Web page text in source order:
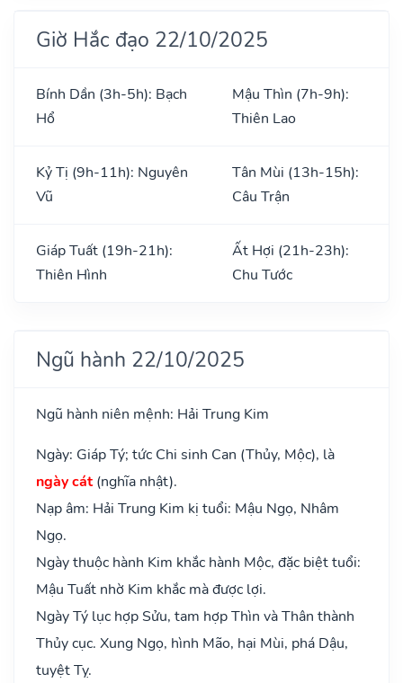
Giờ Hắc đạo 22/10/2025
Bính Dần (3h-5h): Bạch
Hổ
Mậu Thìn (7h-9h):
Thiên Lao
Kỷ Tị (9h-11h): Nguyên
Vũ
Tân Mùi (13h-15h):
Câu Trận
Giáp Tuất (19h-21h):
Thiên Hình
Ất Hợi (21h-23h):
Chu Tước
Ngũ hành 22/10/2025
Ngũ hành niên mệnh: Hải Trung Kim
Ngày: Giáp Tý; tức Chi sinh Can (Thủy, Mộc), là
ngày cát(nghĩa nhật).
Nạp âm: Hải Trung Kim kị tuổi: Mậu Ngọ, Nhâm
Ngọ.
Ngày thuộc hành Kim khắc hành Mộc, đặc biệt tuổi:
Mậu Tuất nhờ Kim khắc mà được lợi.
Ngày Tý lục hợp Sửu, tam hợp Thìn và Thân thành
Thủy cục. Xung Ngọ, hình Mão, hại Mùi, phá Dậu,
tuyệt Tỵ.